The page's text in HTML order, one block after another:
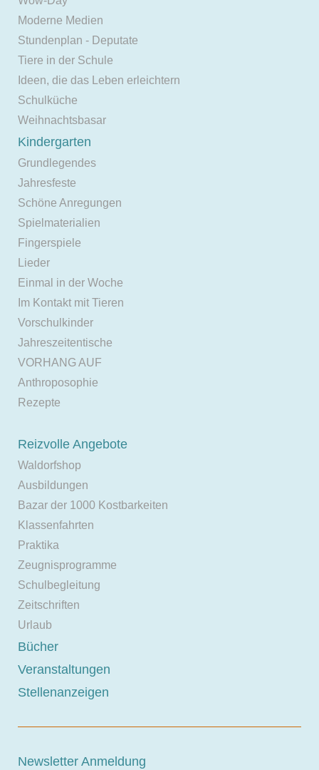
Moderne Medien
Stundenplan - Deputate
Tiere in der Schule
Ideen, die das Leben erleichtern
Schulküche
Weihnachtsbasar
Kindergarten
Grundlegendes
Jahresfeste
Schöne Anregungen
Spielmaterialien
Fingerspiele
Lieder
Einmal in der Woche
Im Kontakt mit Tieren
Vorschulkinder
Jahreszeitentische
VORHANG AUF
Anthroposophie
Rezepte
Reizvolle Angebote
Waldorfshop
Ausbildungen
Bazar der 1000 Kostbarkeiten
Klassenfahrten
Praktika
Zeugnisprogramme
Schulbegleitung
Zeitschriften
Urlaub
Bücher
Veranstaltungen
Stellenanzeigen
Newsletter Anmeldung